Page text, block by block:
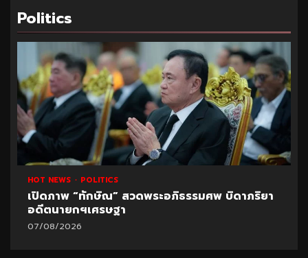
Politics
HOT NEWS POLITICS
เปิดภาพ “ทักษิณ” สวดพระอภิธรรมศพ บิดาภริยา
อดีตนายกฯเศรษฐา
07/08/2026